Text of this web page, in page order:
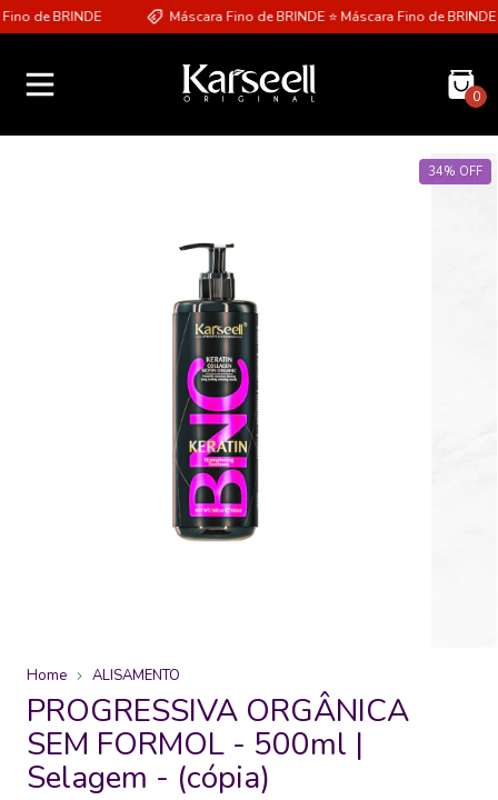
BRINDE Máscara Fino de BRINDE ⭐ Máscara Fino de BRINDE
0
34% OFF
Home ALISAMENTO
PROGRESSIVA ORGÂNICA
SEM FORMOL - 500ml |
Selagem - (cópia)